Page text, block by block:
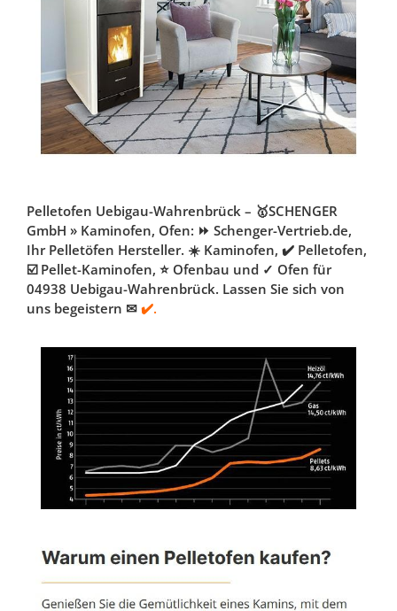
Pelletofen Uebigau-Wahrenbrück – 🥇SCHENGER
GmbH » Kaminofen, Ofen: ⏩ Schenger-Vertrieb.de,
Ihr Pelletöfen Hersteller. ☀️ Kaminofen, ✔️ Pelletofen,
☑️ Pellet-Kaminofen, ⭐ Ofenbau und ✓ Ofen für
04938 Uebigau-Wahrenbrück. Lassen Sie sich von
uns begeistern ✉ ✔️.